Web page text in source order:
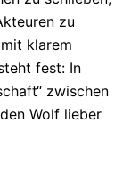
zu
klarem
fest: In
zwischen
Wolf lieber